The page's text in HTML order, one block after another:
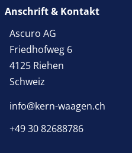
Anschrift & Kontakt
Ascuro AG
Friedhofweg 6
4125 Riehen
Schweiz
info@kern-waagen.ch
+49 30 82688786